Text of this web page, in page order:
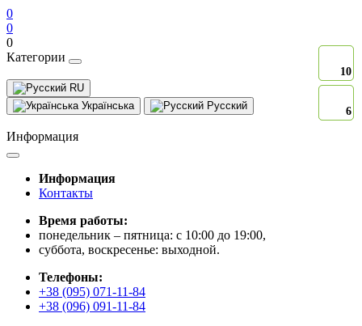
0
0
0
Категории
RU
Українська
Русский
Информация
Информация
Контакты
Время работы:
понедельник – пятница: с 10:00 до 19:00,
суббота, воскресенье: выходной.
Телефоны:
+38 (095) 071-11-84
+38 (096) 091-11-84
10
6
10
6